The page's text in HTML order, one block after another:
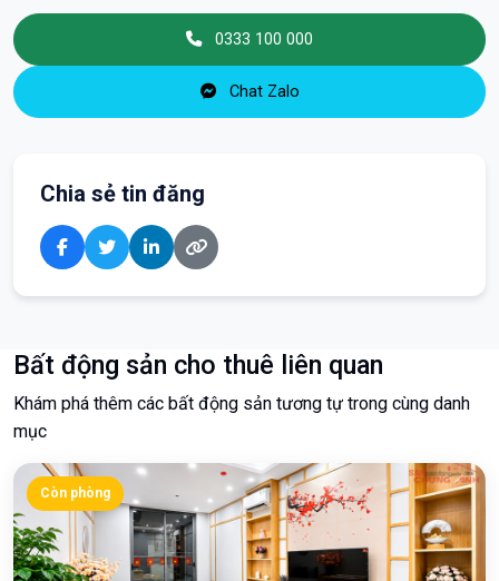
0333 100 000
Chat Zalo
Chia sẻ tin đăng
Bất động sản cho thuê liên quan
Khám phá thêm các bất động sản tương tự trong cùng danh
mục
Còn phòng